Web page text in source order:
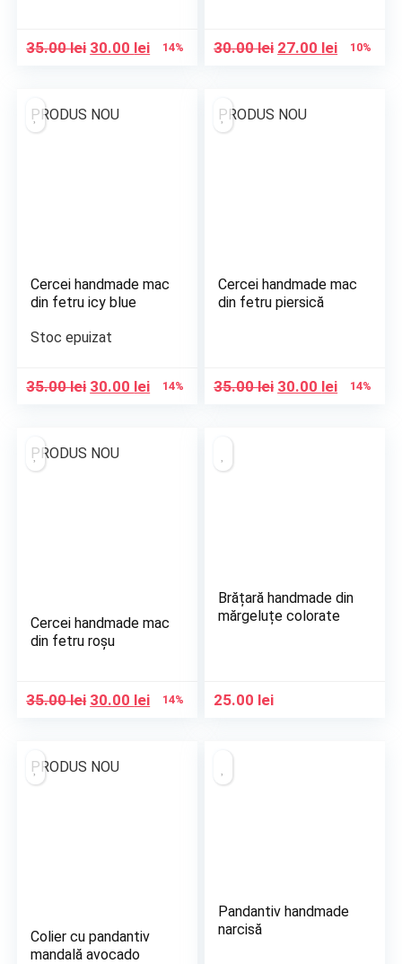
35.00lei Prețul
35.00 lei.
30.00 leiPrețul
14% 30.00lei Prețul
30.00 lei.
27.00 leiPrețul
10%
PRODUS NOU
Cercei handmade mac
din fetru icy blue
Stoc epuizat
35.00lei Prețul
35.00 lei.
30.00 leiPrețul
14%
PRODUS NOU
Cercei handmade mac
din fetru piersică
35.00lei Prețul
30.00 leiPrețul
14%
PRODUS NOU
Cercei handmade mac
din fetru roșu
35.00lei Prețul
35.00 lei.
30.00 leiPrețul
14%
Brățară handmade din
mărgeluțe colorate
25.00 lei
PRODUS NOU
Colier cu pandantiv
mandală avocado
Pandantiv handmade
narcisă